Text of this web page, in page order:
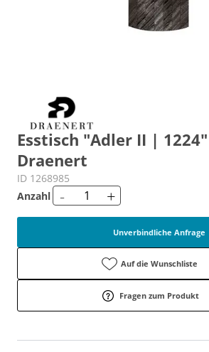
Esstisch "Adler II |
Draenert
ID 1268985
Anzahl
- +
Unverbindliche Anfrage
Auf die Wunschliste
Fragen zum Produkt